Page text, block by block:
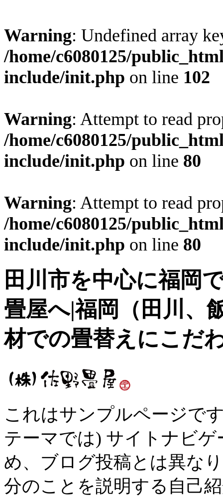
Warning: Undefined array
/home/c6080125/
include/init.php on line 102
Warning: Attempt to read
/home/c6080125/
include/init.php on line 80
Warning: Attempt to read
/home/c6080125/
include/init.php on line 80
田川市を中心に福岡
畳屋へ|福岡（田川、
材での畳替えにこだ
これはサンプルページで
テーマでは) サイトナビ
め、ブログ投稿とは異な
分のことを説明する自己